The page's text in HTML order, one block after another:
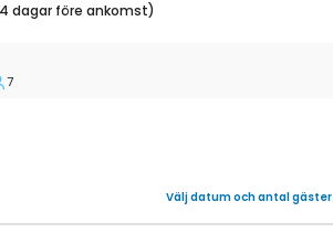
dagar före ankomst)
Hrib, Gorski kotar K-24427
7
Välj datum och antal gäster